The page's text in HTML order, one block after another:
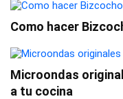
Como hacer
Microondas
a tu cocina